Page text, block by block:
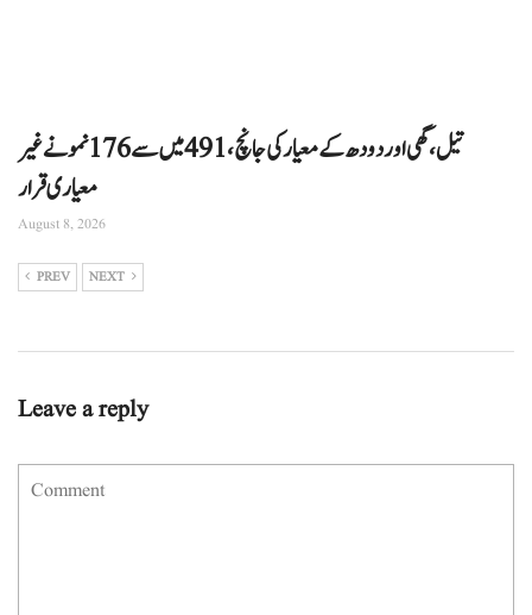
تیل، گھی اور دودھ کے معیار کی جانچ، 491 میں سے 176 نمونے غیر
معیاری قرار
August 8, 2026
PREV NEXT
Leave a reply